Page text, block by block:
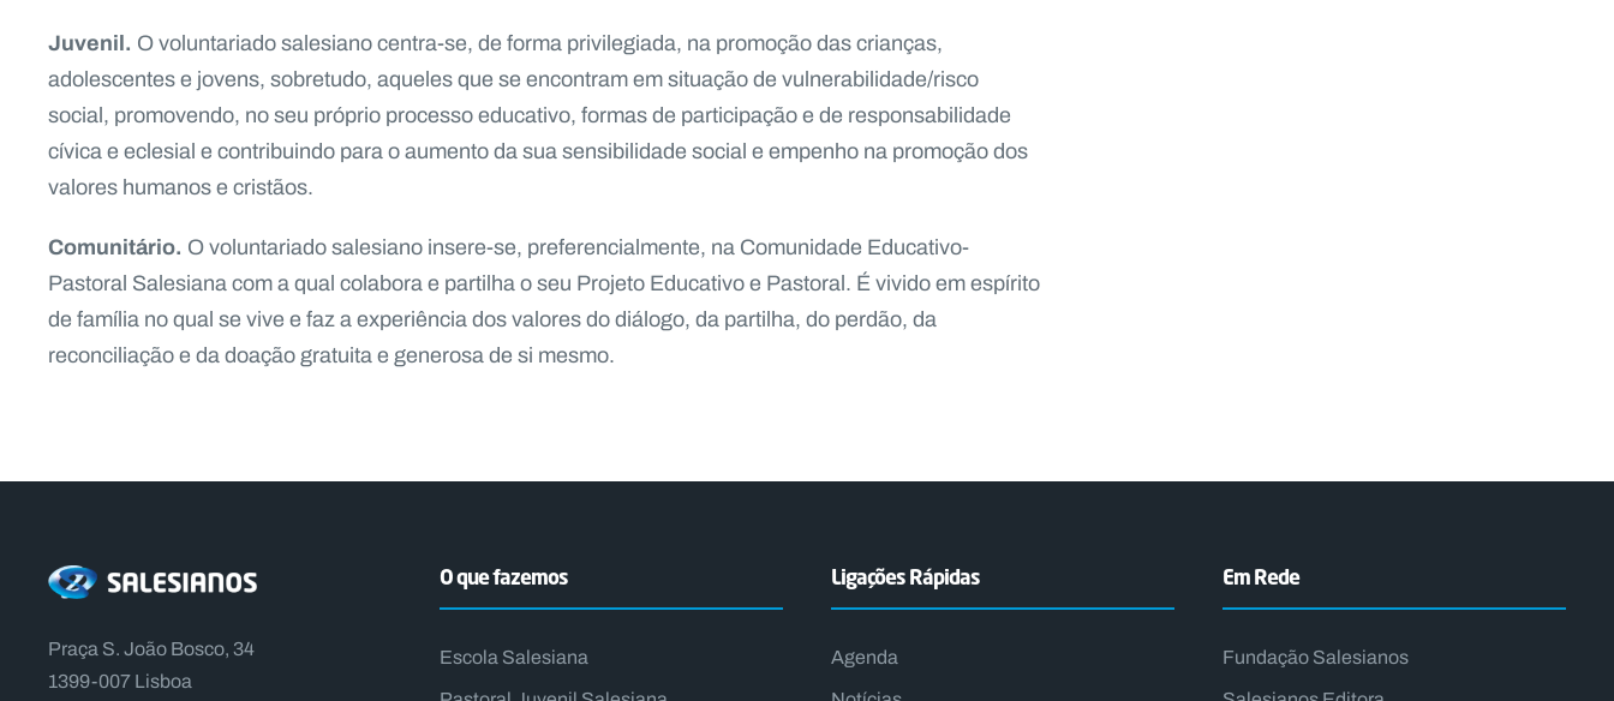
Juvenil. O voluntariado salesiano centra-se, de forma privilegiada, na promoção das crianças,
adolescentes e jovens, sobretudo, aqueles que se encontram em situação de vulnerabilidade/risco
social, promovendo, no seu próprio processo educativo, formas de participação e de responsabilidade
cívica e eclesial e contribuindo para o aumento da sua sensibilidade social e empenho na promoção dos
valores humanos e cristãos.
Comunitário. O voluntariado salesiano insere-se, preferencialmente, na Comunidade Educativo-
Pastoral Salesiana com a qual colabora e partilha o seu Projeto Educativo e Pastoral. É vivido em espírito
de família no qual se vive e faz a experiência dos valores do diálogo, da partilha, do perdão, da
reconciliação e da doação gratuita e generosa de si mesmo.
Praça S. João Bosco, 34
1399-007 Lisboa
O que fazemos
Escola Salesiana
Ligações Rápidas
Agenda
Em Rede
Fundação Salesianos